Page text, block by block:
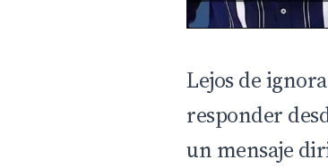
Lejos de
responder
un mensaje